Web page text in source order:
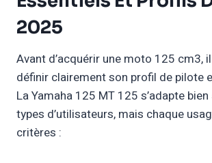
2025
Avant d’acquérir une moto 125 cm3,
définir clairement son profil de pilote
La Yamaha 125 MT 125 s’adapte
types d’utilisateurs, mais chaque
critères :